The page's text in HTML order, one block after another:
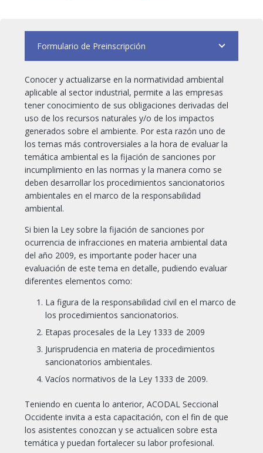
Formulario de Preinscripción
Conocer y actualizarse en la normatividad ambiental
aplicable al sector industrial, permite a las empresas
tener conocimiento de sus obligaciones derivadas del
uso de los recursos naturales y/o de los impactos
generados sobre el ambiente. Por esta razón uno de
los temas más controversiales a la hora de evaluar la
temática ambiental es la fijación de sanciones por
incumplimiento en las normas y la manera como se
deben desarrollar los procedimientos sancionatorios
ambientales en el marco de la responsabilidad
ambiental.
Si bien la Ley sobre la fijación de sanciones por
ocurrencia de infracciones en materia ambiental data
del año 2009, es importante poder hacer una
evaluación de este tema en detalle, pudiendo evaluar
diferentes elementos como:
La figura de la responsabilidad civil en el marco de
los procedimientos sancionatorios.
Etapas procesales de la Ley 1333 de 2009
Jurisprudencia en materia de procedimientos
sancionatorios ambientales.
Vacíos normativos de la Ley 1333 de 2009.
Teniendo en cuenta lo anterior, ACODAL Seccional
Occidente invita a esta capacitación, con el fin de que
los asistentes conozcan y se actualicen sobre esta
temática y puedan fortalecer su labor profesional.